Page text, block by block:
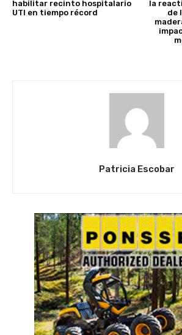
habilitar recinto hospitalario
UTI en tiempo récord
la
de
Patricia Escobar